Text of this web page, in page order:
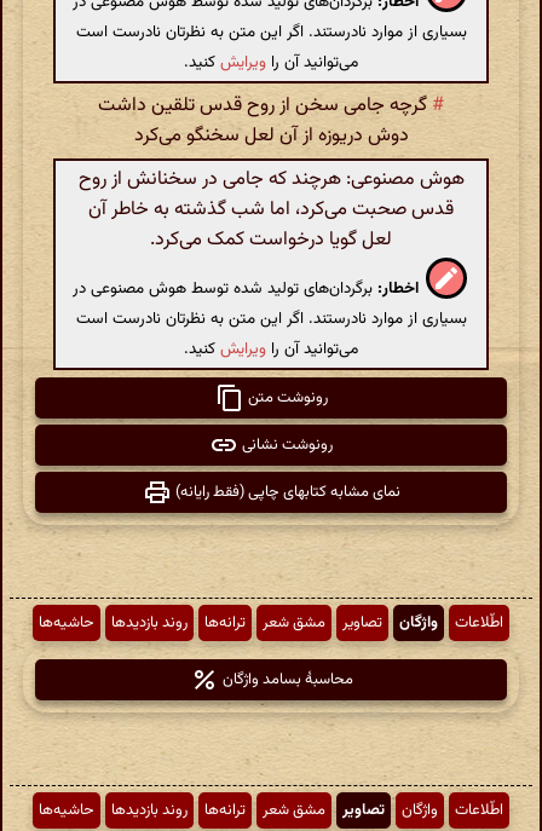
بسیاری از موارد نادرستند. اگر این متن به نظرتان نادرست است
می‌توانید آن را ویرایشکنید.
# گرچه جامی سخن از روح قدس تلقین داشت
دوش دریوزه از‌ آن لعل سخنگو می‌کرد
هوش مصنوعی: هرچند که جامی در سخنانش از روح
قدس صحبت می‌کرد، اما شب گذشته به خاطر آن
لعل گویا درخواست کمک می‌کرد.
اخطار: برگردان‌های تولید شده توسط هوش مصنوعی در
بسیاری از موارد نادرستند. اگر این متن به نظرتان نادرست است
می‌توانید آن را ویرایشکنید.
رونوشت متن
رونوشت نشانی
نمای مشابه کتابهای چاپی (فقط رایانه)
اطّلاعات واژگان تصاویر مشق شعر ترانه‌ها روند بازدیدها حاشیه‌ها
محاسبهٔ بسامد واژگان
اطّلاعات واژگان تصاویر مشق شعر ترانه‌ها روند بازدیدها حاشیه‌ها